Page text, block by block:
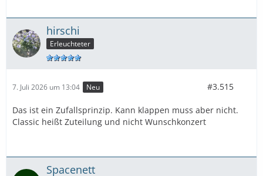
hirschi
Erleuchteter
7. Juli 2026 um 13:04 Neu #3.515
Das ist ein Zufallsprinzip. Kann klappen muss aber nicht.
Classic heißt Zuteilung und nicht Wunschkonzert
Spacenett